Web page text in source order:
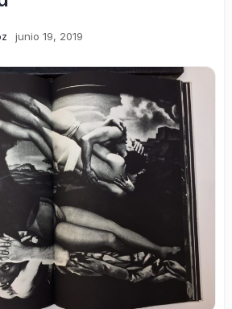
junio 19, 2019